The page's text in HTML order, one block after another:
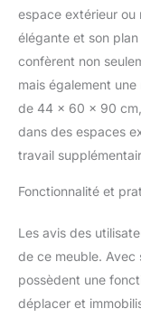
espace extérieur ou
élégante et son
confèrent non
mais également
de 44 x 60 x 90
dans des espaces
travail
Fonctionnalité et
Les avis des
de ce meuble. Avec
possèdent une
déplacer et